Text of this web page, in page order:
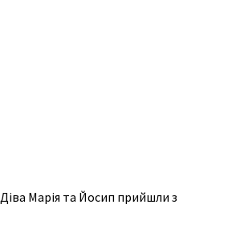
Марія та Йосип прийшли з